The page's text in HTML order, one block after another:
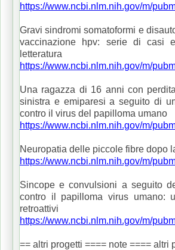
https://www.ncbi.nlm.nih.gov/m/
Gravi sindromi somatoformi e
vaccinazione hpv: serie di casi
letteratura
https://www.ncbi.nlm.nih.gov/m/
Una ragazza di 16 anni con
sinistra e emiparesi a seguito di
contro il virus del papilloma umano
https://www.ncbi.nlm.nih.gov/m/
Neuropatia delle piccole fibre dopo
https://www.ncbi.nlm.nih.gov/m/
Sincope e convulsioni a seguito
contro il papilloma virus umano:
retroattivi
https://www.ncbi.nlm.nih.gov/m/
== altri progetti ==== note ==== altri